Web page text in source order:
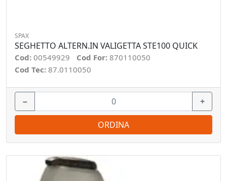
SPAX
SEGHETTO ALTERN.IN VALIGETTA STE100 QUICK
Cod: 00549929 Cod For: 870110050
Cod Tec: 87.0110050
− +
ORDINA